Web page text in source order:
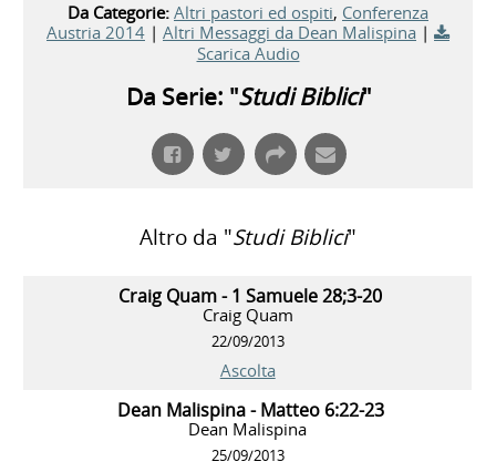
Da Categorie: Altri pastori ed ospiti, Conferenza
Austria 2014 | Altri Messaggi da Dean Malispina |
Scarica Audio
Da Serie: "Studi Biblici"
Altro da "Studi Biblici"
Craig Quam - 1 Samuele 28;3-20
Craig Quam
22/09/2013
Ascolta
Dean Malispina - Matteo 6:22-23
Dean Malispina
25/09/2013